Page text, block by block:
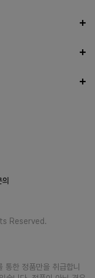
Reserved.
한 정품만을 취급합니